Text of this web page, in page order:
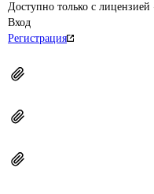
Доступно только с
Вход
Регистрация